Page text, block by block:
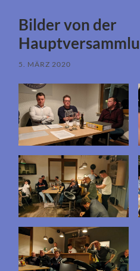
Bilder von der
5. MÄRZ 2020